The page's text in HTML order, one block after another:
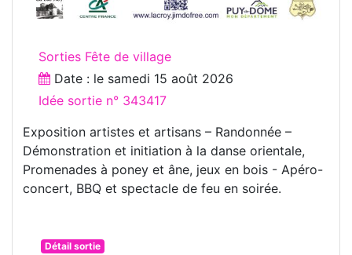
Sorties Fête de village
Date : le samedi 15 août 2026
Idée sortie n° 343417
Exposition artistes et artisans – Randonnée –
Démonstration et initiation à la danse orientale,
Promenades à poney et âne, jeux en bois - Apéro-
concert, BBQ et spectacle de feu en soirée.
Détail sortie